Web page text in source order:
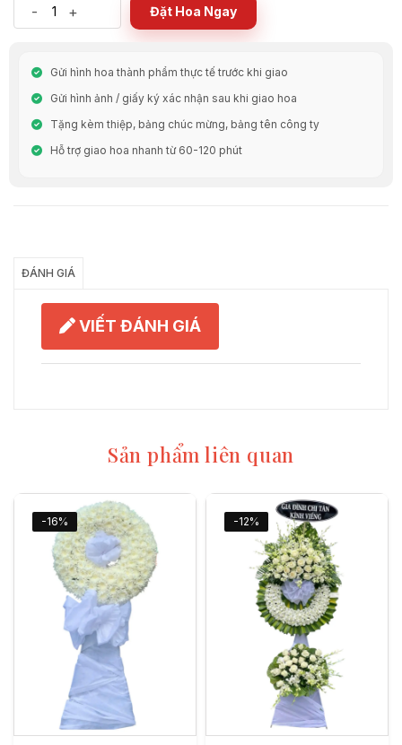
- + Đặt Hoa Ngay
Gửi hình hoa thành phẩm thực tế trước khi giao
Gửi hình ảnh / giấy ký xác nhận sau khi giao hoa
Tặng kèm thiệp, bảng chúc mừng, bảng tên công ty
Hỗ trợ giao hoa nhanh từ 60-120 phút
ĐÁNH GIÁ
VIẾT ĐÁNH GIÁ
Sản phẩm liên quan
-16% -12%